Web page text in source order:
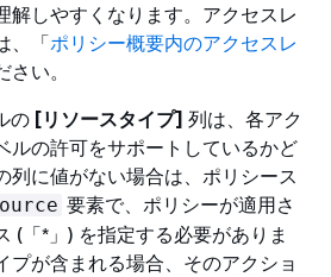
解しやすくなります。アクセスレ
、「ポリシー概要内のアクセスレ
い。
の [リソースタイプ] 列は、各アク
ルの許可をサポートしているかど
列に値がない場合は、ポリシース
要素で、ポリシーが適用さ
(「*」) を指定する必要がありま
プが含まれる場合、そのアクショ